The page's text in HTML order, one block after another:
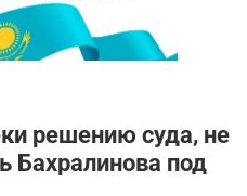
решению суда, не
Бахралинова под